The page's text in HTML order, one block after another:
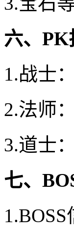
六、PK
1.战士
2.法师
3.道士
七、